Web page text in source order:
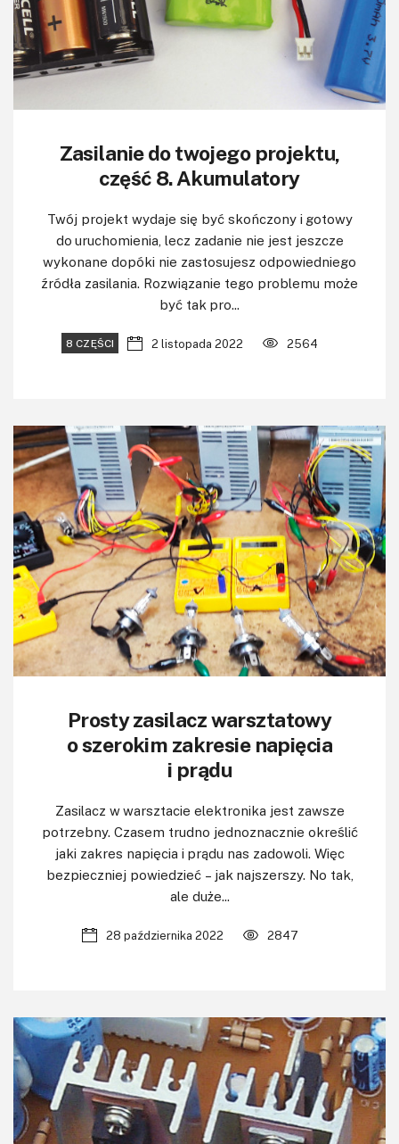
Zasilanie do twojego projektu,
część 8. Akumulatory
Twój projekt wydaje się być skończony i gotowy
do uruchomienia, lecz zadanie nie jest jeszcze
wykonane dopóki nie zastosujesz odpowiedniego
źródła zasilania. Rozwiązanie tego problemu może
być tak pro...
8 CZĘŚCI 2 listopada 2022 2564
Prosty zasilacz warsztatowy
o szerokim zakresie napięcia
i prądu
Zasilacz w warsztacie elektronika jest zawsze
potrzebny. Czasem trudno jednoznacznie określić
jaki zakres napięcia i prądu nas zadowoli. Więc
bezpieczniej powiedzieć – jak najszerszy. No tak,
ale duże...
28 października 2022 2847